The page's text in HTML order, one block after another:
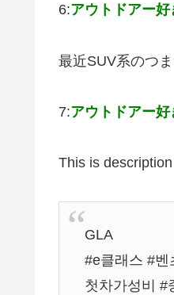
6:アウトドアー好
最近SUV系のつ
7:アウトドアー好
This is description
GLA
#e클래스 #
첫차가성비 #